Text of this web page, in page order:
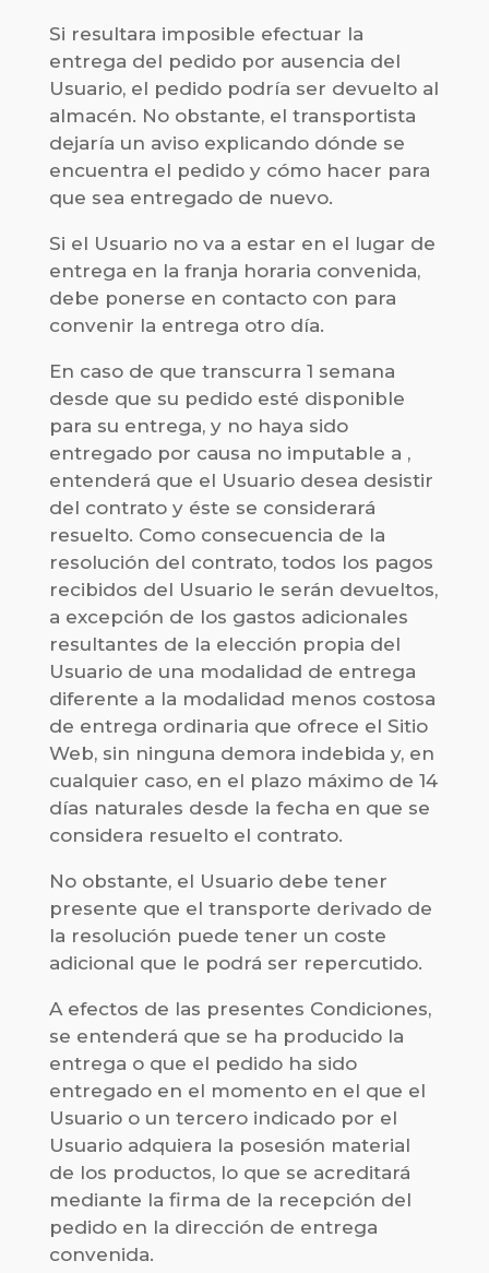
Si resultara imposible efectuar la
entrega del pedido por ausencia del
Usuario, el pedido podría ser devuelto al
almacén. No obstante, el transportista
dejaría un aviso explicando dónde se
encuentra el pedido y cómo hacer para
que sea entregado de nuevo.
Si el Usuario no va a estar en el lugar de
entrega en la franja horaria convenida,
debe ponerse en contacto con para
convenir la entrega otro día.
En caso de que transcurra 1 semana
desde que su pedido esté disponible
para su entrega, y no haya sido
entregado por causa no imputable a ,
entenderá que el Usuario desea desistir
del contrato y éste se considerará
resuelto. Como consecuencia de la
resolución del contrato, todos los pagos
recibidos del Usuario le serán devueltos,
a excepción de los gastos adicionales
resultantes de la elección propia del
Usuario de una modalidad de entrega
diferente a la modalidad menos costosa
de entrega ordinaria que ofrece el Sitio
Web, sin ninguna demora indebida y, en
cualquier caso, en el plazo máximo de 14
días naturales desde la fecha en que se
considera resuelto el contrato.
No obstante, el Usuario debe tener
presente que el transporte derivado de
la resolución puede tener un coste
adicional que le podrá ser repercutido.
A efectos de las presentes Condiciones,
se entenderá que se ha producido la
entrega o que el pedido ha sido
entregado en el momento en el que el
Usuario o un tercero indicado por el
Usuario adquiera la posesión material
de los productos, lo que se acreditará
mediante la firma de la recepción del
pedido en la dirección de entrega
convenida.